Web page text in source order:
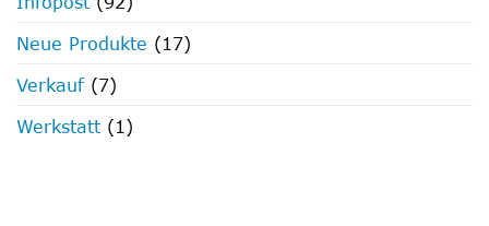
Neue Produkte (17)
Verkauf(7)
Werkstatt (1)